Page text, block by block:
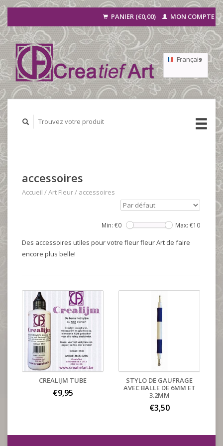
PANIER (€0,00) MON COMPTE
Français
Nederlands
accessoires
Accueil /Art Fleur/ accessoires
Min: €0 Max: €10
Des accessoires utiles pour votre fleur fleur Art de faire
encore plus belle!
CREALIJM TUBE
€9,95
STYLO DE GAUFRAGE
AVEC BALLE DE 6MM ET
3.2MM
€3,50